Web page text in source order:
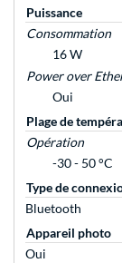
Puissance
Consommation
16 W
Power over
Oui
Plage de
Opération
-30 - 50 °C
Type de
Bluetooth
Appareil photo
Oui